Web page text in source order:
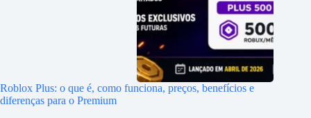
Roblox Plus: o que é, como funciona, preços, benefícios e
diferenças para o Premium